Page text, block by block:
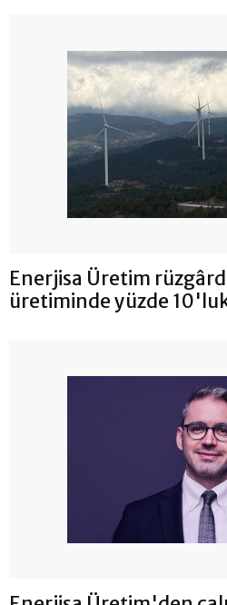
Enerjisa Üretim
üretiminde yüzde 10'luk